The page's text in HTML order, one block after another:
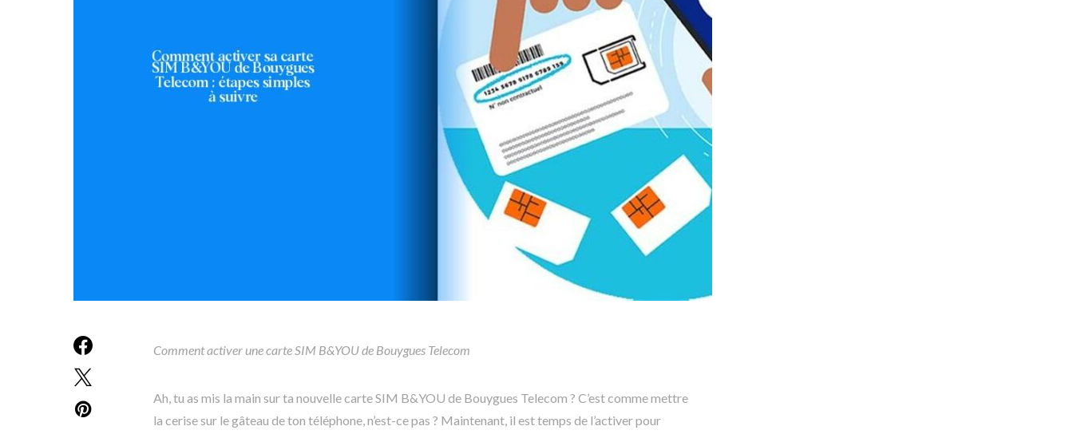
Comment activer une carte SIM B&YOU de Bouygues Telecom
Ah, tu as mis la main sur ta nouvelle carte SIM B&YOU de Bouygues Telecom ? C’est comme mettre
la cerise sur le gâteau de ton téléphone, n’est-ce pas ? Maintenant, il est temps de l’activer pour